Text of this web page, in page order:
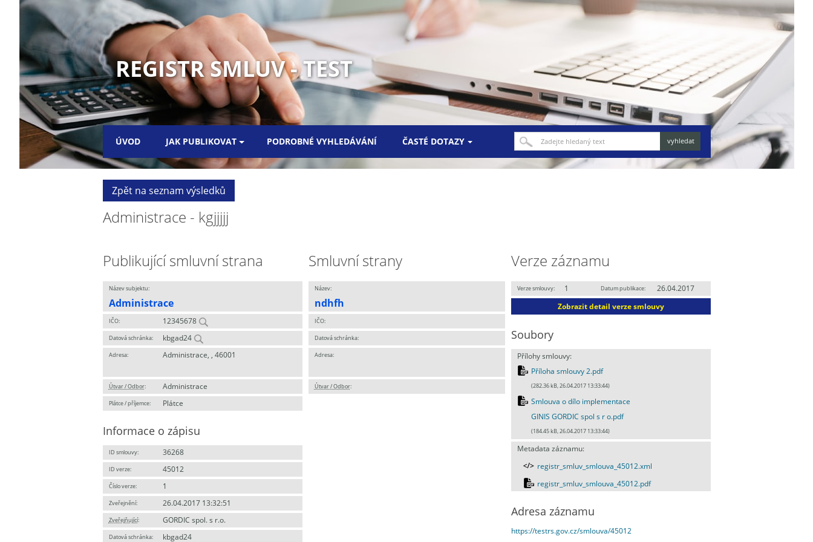
REGISTR SMLUV - TEST
ÚVOD JAK PUBLIKOVAT PODROBNÉ VYHLEDÁVÁNÍ ČASTÉ DOTAZY
Zpět na seznam výsledků
Administrace - kgjjjjj
Publikující smluvní strana
Název subjektu:
Administrace
IČO: 12345678
Datová schránka: kbgad24
Adresa: Administrace, , 46001
Útvar / Odbor: Administrace
Plátce / příjemce: Plátce
Informace o zápisu
ID smlouvy: 36268
ID verze: 45012
Číslo verze: 1
Zveřejnění: 26.04.2017 13:32:51
Zveřejňující: GORDIC spol. s r.o.
Datová schránka: kbgad24
Smluvní strany
Název:
ndhfh
IČO:
Datová schránka:
Adresa:
Útvar / Odbor:
Verze záznamu
Verze smlouvy: 1 Datum publikace:
26.04.2017
Zobrazit detail verze smlouvy
Soubory
Přílohy smlouvy:
Příloha smlouvy 2.pdf
(282.36 kB, 26.04.2017 13:33:44)
Smlouva o dílo implementace
GINIS GORDIC spol s r o.pdf
(184.45 kB, 26.04.2017 13:33:44)
Metadata záznamu:
registr_smluv_smlouva_45012.xml
registr_smluv_smlouva_45012.pdf
Adresa záznamu
https://testrs.gov.cz/smlouva/45012